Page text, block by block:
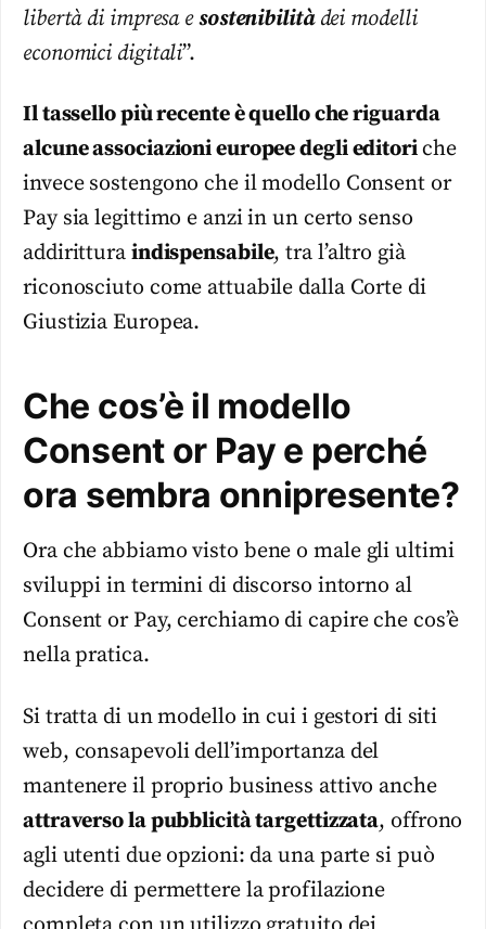
libertà di impresa esostenibilitàdei modelli
economici digitali”.
Il tassello più recente è quello che riguarda
alcune associazioni europee degli editoriche
invece sostengono che il modello Consent or
Pay sia legittimo e anzi in un certo senso
addirittura indispensabile, tra l’altro già
riconosciuto come attuabile dalla Corte di
Giustizia Europea.
Che cos’è il modello
Consent or Pay e perché
ora sembra onnipresente?
Ora che abbiamo visto bene o male gli ultimi
sviluppi in termini di discorso intorno al
Consent or Pay, cerchiamo di capire che cos’è
nella pratica.
Si tratta di un modello in cui i gestori di siti
web, consapevoli dell’importanza del
mantenere il proprio business attivo anche
attraverso la pubblicità targettizzata, offrono
agli utenti due opzioni: da una parte si può
decidere di permettere la profilazione